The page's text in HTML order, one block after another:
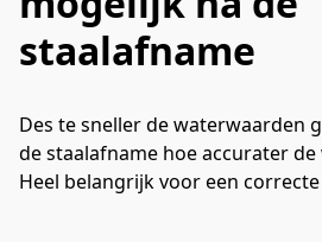
staalafname
Des te sneller de waterwaarden
de staalafname hoe accurater
Heel belangrijk voor een